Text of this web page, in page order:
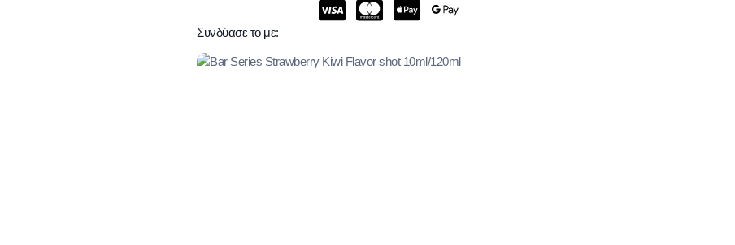
Συνδύασε το με: